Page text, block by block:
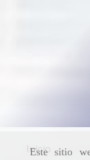
Este sitio
Inicio